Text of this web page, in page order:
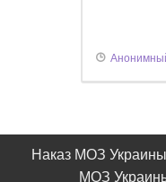
Наказ МОЗ
МОЗ